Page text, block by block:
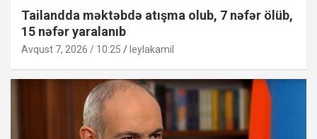
Tailandda məktəbdə atışma olub, 7 nəfər ölüb,
15 nəfər yaralanıb
Avqust 7, 2026 / 10:25 leylakamil